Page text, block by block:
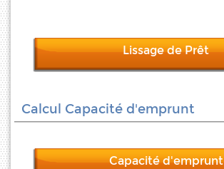
Lissage de Prêt
Calcul Capacité d'emprunt
Capacité d'emprunt